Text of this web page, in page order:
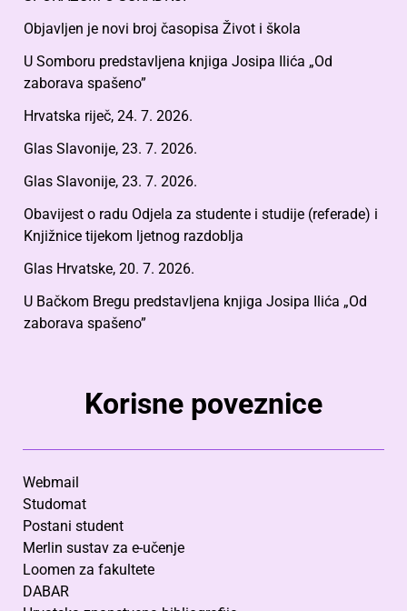
Objavljen je novi broj časopisa Život i škola
U Somboru predstavljena knjiga Josipa Ilića „Od
zaborava spašeno”
Hrvatska riječ, 24. 7. 2026.
Glas Slavonije, 23. 7. 2026.
Glas Slavonije, 23. 7. 2026.
Obavijest o radu Odjela za studente i studije (referade) i
Knjižnice tijekom ljetnog razdoblja
Glas Hrvatske, 20. 7. 2026.
U Bačkom Bregu predstavljena knjiga Josipa Ilića „Od
zaborava spašeno”
Korisne poveznice
Webmail
Studomat
Postani student
Merlin sustav za e-učenje
Loomen za fakultete
DABAR